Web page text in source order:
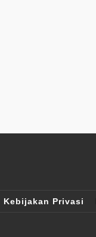
Kebijakan Privasi